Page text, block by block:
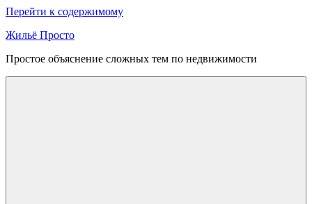
Перейти к содержимому
Жильё Просто
Простое объяснение сложных тем по недвижимости